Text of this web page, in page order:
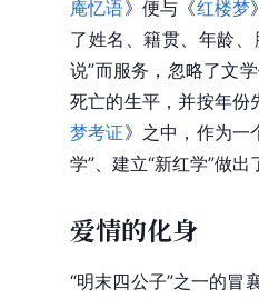
庵忆语》便与《红楼梦
了姓名、籍贯、年龄
说”而服务，忽略了文
死亡的生平，并按年份
梦考证》之中，作为一
学”、建立“新红学”做
爱情的化身
“明末四公子”之一的冒